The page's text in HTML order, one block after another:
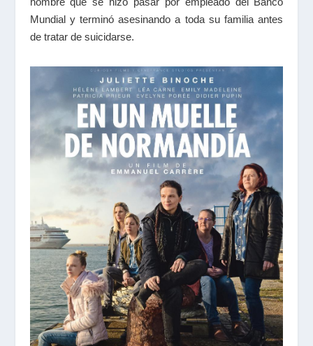
Mundial y terminó asesinando a toda su familia antes
de tratar de suicidarse.